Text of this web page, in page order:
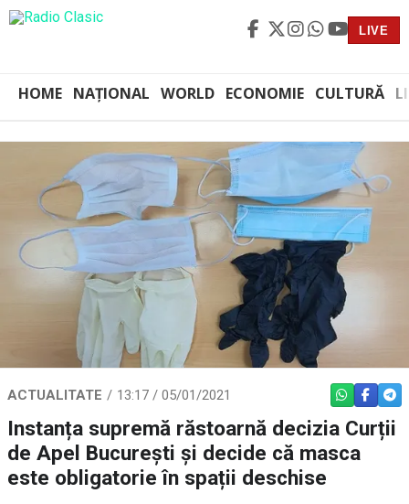
LIVE
HOME NAȚIONAL WORLD ECONOMIE CULTURĂ
ACTUALITATE 13:17 / 05/01/2021 WHATSAPP
Instanța supremă răstoarnă decizia Curții
de Apel București și decide că masca
este obligatorie în spații deschise